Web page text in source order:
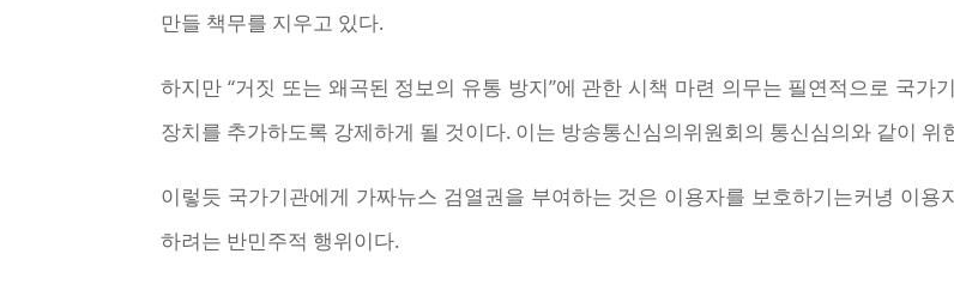
만들 책무를 지우고 있다.
하지만 “거짓 또는 왜곡된 정보의 유통 방지”에 관한 시책 마련 의무는 필연적으로 국
장치를 추가하도록 강제하게 될 것이다. 이는 방송통신심의위원회의 통신심의와 같이
이렇듯 국가기관에게 가짜뉴스 검열권을 부여하는 것은 이용자를 보호하기는커녕 이
하려는 반민주적 행위이다.